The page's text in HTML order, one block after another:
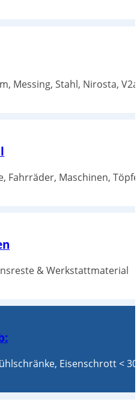
Messing, Stahl, Nirosta, V2a
Fahrräder, Maschinen,
& Werkstattmaterial
Eisenschrott <